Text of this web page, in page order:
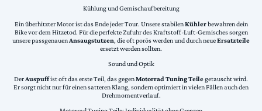
Kühlung und Gemischaufbereitung
Ein überhitzter Motor ist das Ende jeder Tour. Unsere stabilenKühlerbewahren dein
Bike vor dem Hitzetod. Für die perfekte Zufuhr des Kraftstoff-Luft-Gemisches sorgen
unsere passgenauenAnsaugstutzen, die oft porös werden und durch neueErsatzteile
ersetzt werden sollten.
Sound und Optik
DerAuspuffist oft das erste Teil, das gegenMotorrad Tuning Teilegetauscht wird.
Er sorgt nicht nur für einen satteren Klang, sondern optimiert in vielen Fällen auch den
Drehmomentverlauf.